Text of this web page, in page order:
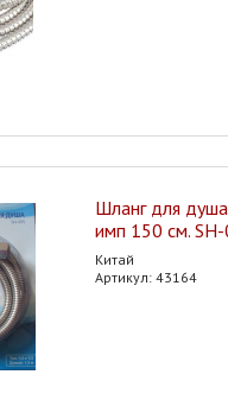
Шланг для
имп 150 см.
Китай
Артикул: 43164